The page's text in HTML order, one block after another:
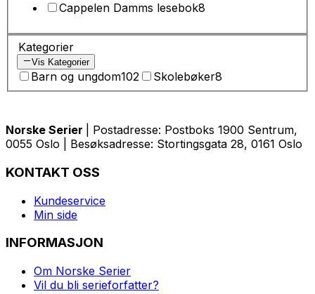
Cappelen Damms lesebok8
Kategorier
Vis Kategorier
Barn og ungdom102 Skolebøker8
Norske Serier
| Postadresse: Postboks 1900 Sentrum,
0055 Oslo | Besøksadresse: Stortingsgata 28, 0161 Oslo
KONTAKT OSS
Kundeservice
Min side
INFORMASJON
Om Norske Serier
Vil du bli serieforfatter?